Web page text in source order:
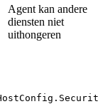
Agent kan andere
diensten niet
uithongeren